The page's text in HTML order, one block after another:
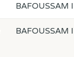
BAFOUSSAM I
BAFOUSSAM I